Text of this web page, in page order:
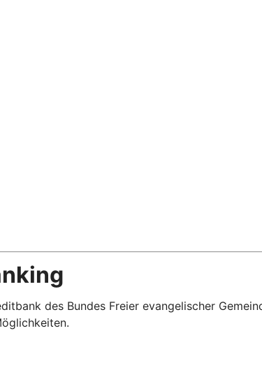
des Bundes Freier evangelischer